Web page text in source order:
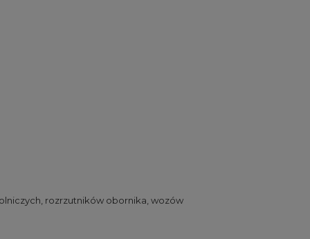
rozrzutników obornika, wozów